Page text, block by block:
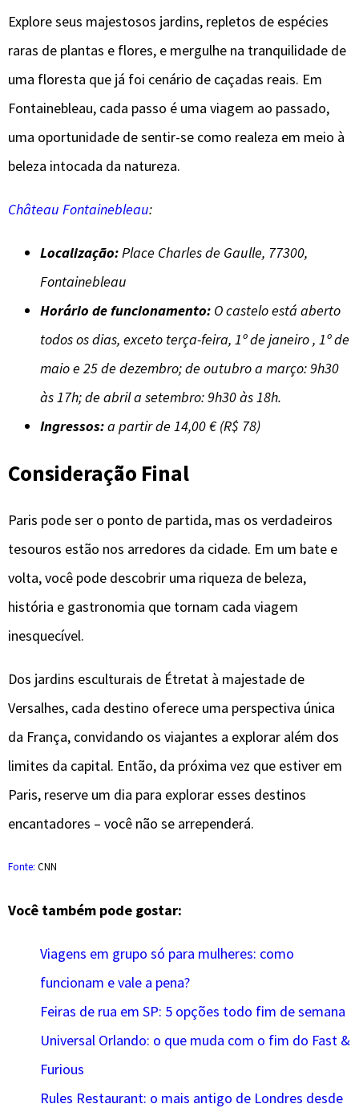
Explore seus majestosos jardins, repletos de espécies
raras de plantas e flores, e mergulhe na tranquilidade de
uma floresta que já foi cenário de caçadas reais. Em
Fontainebleau, cada passo é uma viagem ao passado,
uma oportunidade de sentir-se como realeza em meio à
beleza intocada da natureza.
Château Fontainebleau:
Localização:Place Charles de Gaulle, 77300,
Fontainebleau
Horário de funcionamento: O castelo está aberto
todos os dias, exceto terça-feira, 1º de janeiro , 1º de
maio e 25 de dezembro; de outubro a março: 9h30
às 17h; de abril a setembro: 9h30 às 18h.
Ingressos:a partir de 14,00 € (R$ 78)
Consideração Final
Paris pode ser o ponto de partida, mas os verdadeiros
tesouros estão nos arredores da cidade. Em um bate e
volta, você pode descobrir uma riqueza de beleza,
história e gastronomia que tornam cada viagem
inesquecível.
Dos jardins esculturais de Étretat à majestade de
Versalhes, cada destino oferece uma perspectiva única
da França, convidando os viajantes a explorar além dos
limites da capital. Então, da próxima vez que estiver em
Paris, reserve um dia para explorar esses destinos
encantadores – você não se arrependerá.
Fonte: CNN
Você também pode gostar:
Viagens em grupo só para mulheres: como
funcionam e vale a pena?
Feiras de rua em SP: 5 opções todo fim de semana
Universal Orlando: o que muda com o fim do Fast &
Furious
Rules Restaurant: o mais antigo de Londres desde